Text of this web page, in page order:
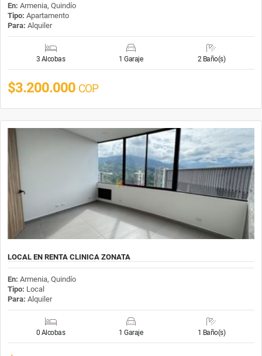
En: Armenia, Quindío
Tipo: Apartamento
Para: Alquiler
3 Alcobas 1 Garaje 2 Baño(s)
$3.200.000 COP
LOCAL EN RENTA CLINICA ZONATA
En: Armenia, Quindío
Tipo: Local
Para: Alquiler
0 Alcobas 1 Garaje 1 Baño(s)